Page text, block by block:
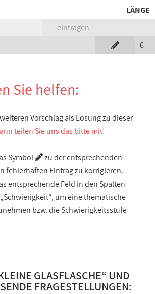
LÄNGE
eintragen
6
Sie helfen:
Vorschlag als Lösung zu dieser
teilen Sie uns das bitte mit!
Symbol
zu der entsprechenden
fehlerhaften Eintrag zu korrigieren.
entsprechende Feld in den Spalten
um eine thematische
bzw. die Schwierigkeitsstufe
GLASFLASCHE“ UND
FRAGESTELLUNGEN: